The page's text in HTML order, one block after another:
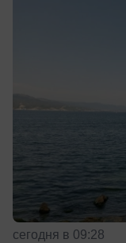
сегодня в 09:28